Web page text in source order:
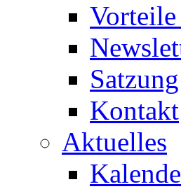
Satzung
Kontakt
Aktuelles